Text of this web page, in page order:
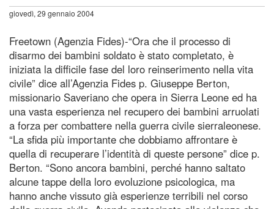
giovedì, 29 gennaio 2004
Freetown (Agenzia Fides)-“Ora che il processo di
disarmo dei bambini soldato è stato completato, è
iniziata la difficile fase del loro reinserimento nella vita
civile” dice all’Agenzia Fides p. Giuseppe Berton,
missionario Saveriano che opera in Sierra Leone ed ha
una vasta esperienza nel recupero dei bambini arruolati
a forza per combattere nella guerra civile sierraleonese.
“La sfida più importante che dobbiamo affrontare è
quella di recuperare l’identità di queste persone” dice p.
Berton. “Sono ancora bambini, perché hanno saltato
alcune tappe della loro evoluzione psicologica, ma
hanno anche vissuto già esperienze terribili nel corso